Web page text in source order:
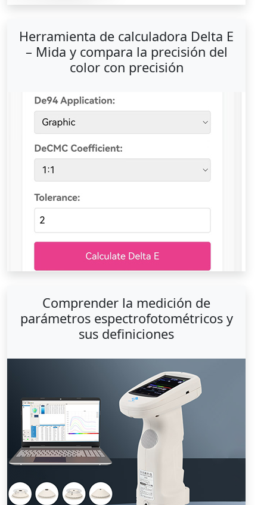
Herramienta de calculadora Delta E
– Mida y compara la precisión del
color con precisión
Comprender la medición de
parámetros espectrofotométricos y
sus definiciones